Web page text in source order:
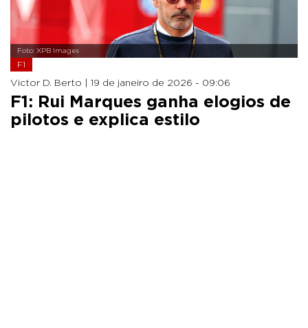
Foto: XPB Images
F1
Victor D. Berto | 19 de janeiro de 2026 - 09:06
F1: Rui Marques ganha elogios de
pilotos e explica estilo